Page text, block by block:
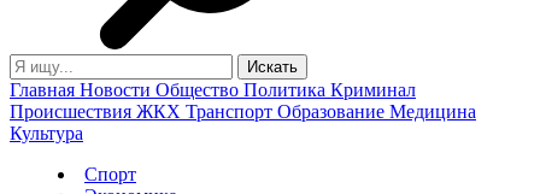
Главная Новости Общество Политика Криминал
Происшествия ЖКХ Транспорт Образование Медицина
Культура
Спорт